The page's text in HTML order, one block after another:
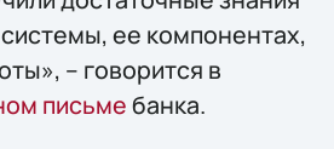
ее компонентах,
– говорится в
письмебанка.